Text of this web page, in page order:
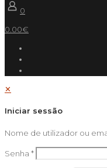
0
0.00€
✕
Iniciar sessão
Nome de utilizador ou
Senha *